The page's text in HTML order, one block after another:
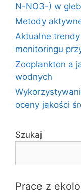
N-NO3-) w
Metody
Aktualne
monitoringu
Zooplankton a
wodnych
oceny jakości
Szukaj
Prace z